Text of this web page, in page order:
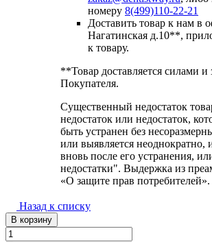
номеру 8(499)110-22-21
Доставить товар к нам в
Нагатинская д.10**,
к товару.
**Товар доставляется силами и
Покупателя.
Существенный недостаток
недостаток или недостаток,
быть устранен без
или выявляется неоднократно,
вновь после его устранения,
недостатки". Выдержка из
«О защите прав потребителей».
Назад к списку
В корзину